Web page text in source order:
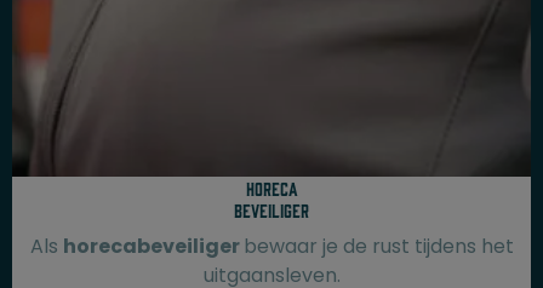
Horeca
beveiliger
Als horecabeveiliger bewaar je de rust tijdens het
uitgaansleven.